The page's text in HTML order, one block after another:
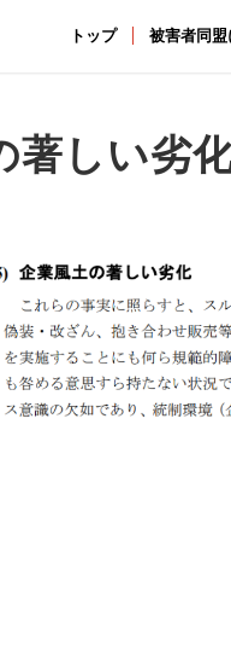
トップ 被害者同盟
著しい劣